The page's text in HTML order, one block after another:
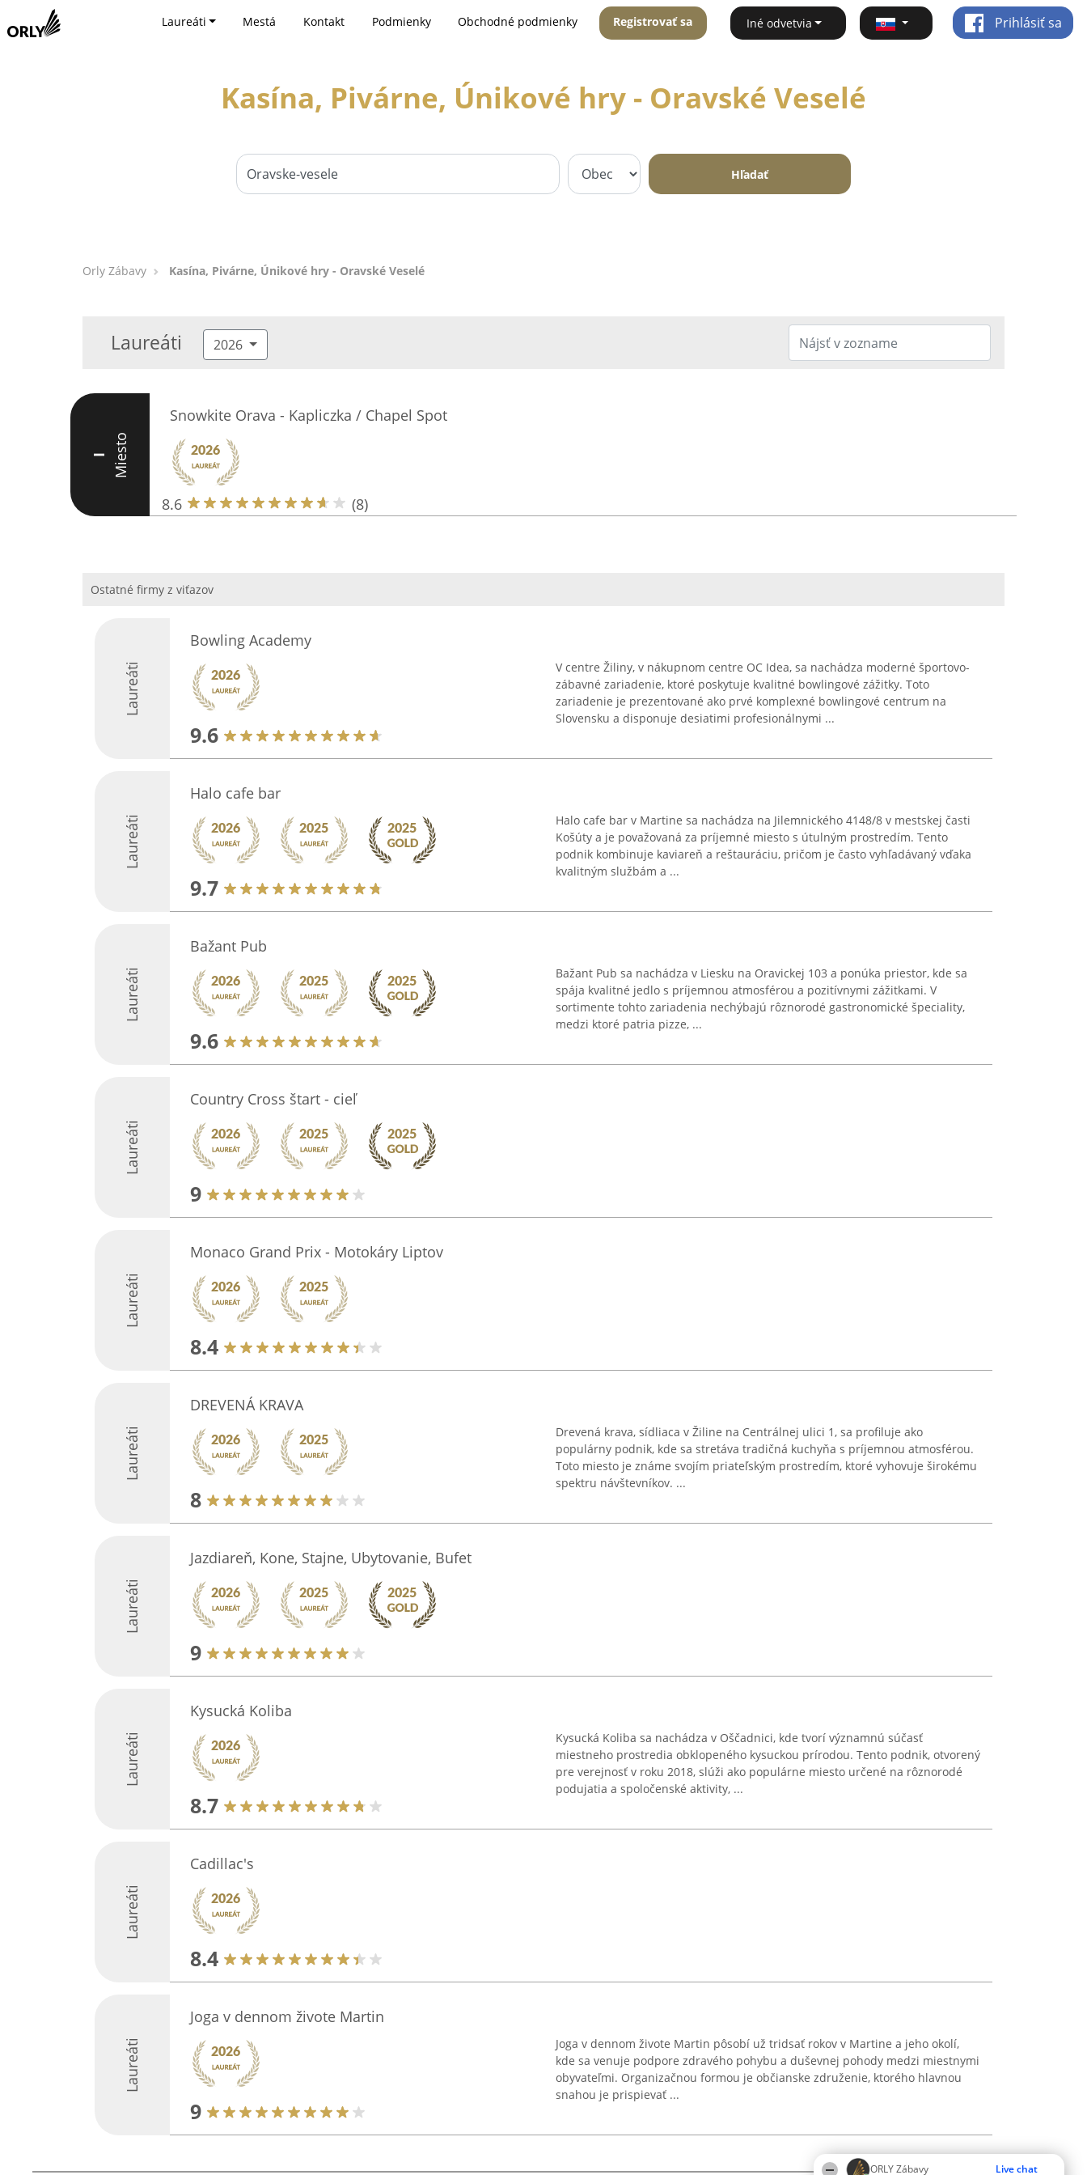
ORLY Zábavy Live chat
Laureáti Mestá Kontakt Podmienky Obchodné podmienky Registrovať sa Iné odvetvia Prihlásiť sa
Kasína, Pivárne, Únikové hry - Oravské Veselé
Hľadať
Orly Zábavy Kasína, Pivárne, Únikové hry - Oravské Veselé
Laureáti 2026
I Miesto
Snowkite Orava - Kapliczka / Chapel Spot
8.6 (8)
Ostatné firmy z viťazov
Laureáti
Bowling Academy
9.6
V centre Žiliny, v nákupnom centre OC Idea, sa nachádza moderné športovo-
zábavné zariadenie, ktoré poskytuje kvalitné bowlingové zážitky. Toto
zariadenie je prezentované ako prvé komplexné bowlingové centrum na
Slovensku a disponuje desiatimi profesionálnymi ...
Laureáti
Halo cafe bar
9.7
Halo cafe bar v Martine sa nachádza na Jilemnického 4148/8 v mestskej časti
Košúty a je považovaná za príjemné miesto s útulným prostredím. Tento
podnik kombinuje kaviareň a reštauráciu, pričom je často vyhľadávaný vďaka
kvalitným službám a ...
Laureáti
Bažant Pub
9.6
Bažant Pub sa nachádza v Liesku na Oravickej 103 a ponúka priestor, kde sa
spája kvalitné jedlo s príjemnou atmosférou a pozitívnymi zážitkami. V
sortimente tohto zariadenia nechýbajú rôznorodé gastronomické špeciality,
medzi ktoré patria pizze, ...
Laureáti
Country Cross štart - cieľ
9
Laureáti
Monaco Grand Prix - Motokáry Liptov
8.4
Laureáti
DREVENÁ KRAVA
8
Drevená krava, sídliaca v Žiline na Centrálnej ulici 1, sa profiluje ako
populárny podnik, kde sa stretáva tradičná kuchyňa s príjemnou atmosférou.
Toto miesto je známe svojím priateľským prostredím, ktoré vyhovuje širokému
spektru návštevníkov. ...
Laureáti
Jazdiareň, Kone, Stajne, Ubytovanie, Bufet
9
Laureáti
Kysucká Koliba
8.7
Kysucká Koliba sa nachádza v Oščadnici, kde tvorí významnú súčasť
miestneho prostredia obklopeného kysuckou prírodou. Tento podnik, otvorený
pre verejnosť v roku 2018, slúži ako populárne miesto určené na rôznorodé
podujatia a spoločenské aktivity, ...
Laureáti
Cadillac's
8.4
Laureáti
Joga v dennom živote Martin
9
Joga v dennom živote Martin pôsobí už tridsať rokov v Martine a jeho okolí,
kde sa venuje podpore zdravého pohybu a duševnej pohody medzi miestnymi
obyvateľmi. Organizačnou formou je občianske združenie, ktorého hlavnou
snahou je prispievať ...